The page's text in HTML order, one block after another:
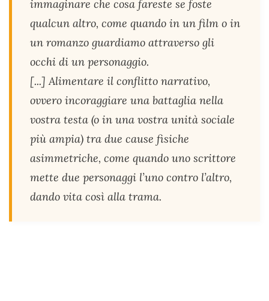
immaginare che cosa fareste se foste
qualcun altro, come quando in un film o in
un romanzo guardiamo attraverso gli
occhi di un personaggio.
[...] Alimentare il conflitto narrativo,
ovvero incoraggiare una battaglia nella
vostra testa (o in una vostra unità sociale
più ampia) tra due cause fisiche
asimmetriche, come quando uno scrittore
mette due personaggi l’uno contro l’altro,
dando vita così alla trama.